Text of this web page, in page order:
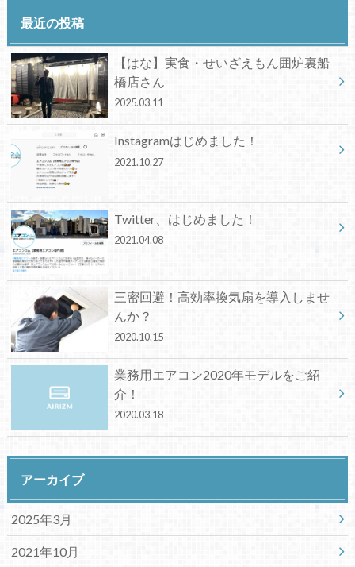
最近の投稿
【はな】実食・せいざえもん囲炉裏船
橋店さん
2025.03.11
Instagramはじめました！
2021.10.27
Twitter、はじめました！
2021.04.08
三密回避！高効率換気扇を導入しませ
んか？
2020.10.15
業務用エアコン2020年モデルをご紹
介！
2020.03.18
アーカイブ
2025年3月
2021年10月